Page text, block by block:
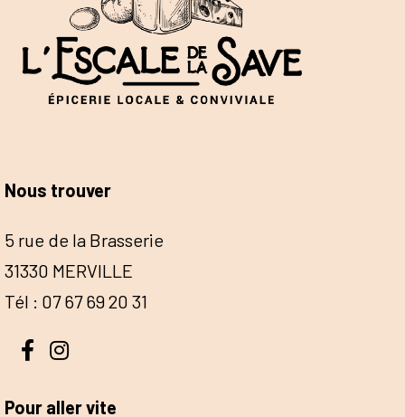
Nous trouver
5 rue de la Brasserie
31330 MERVILLE
Tél : 07 67 69 20 31
Pour aller vite